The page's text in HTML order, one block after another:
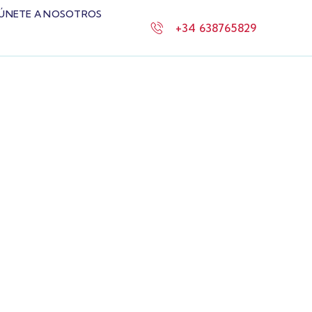
A NOSOTROS
+34 638765829